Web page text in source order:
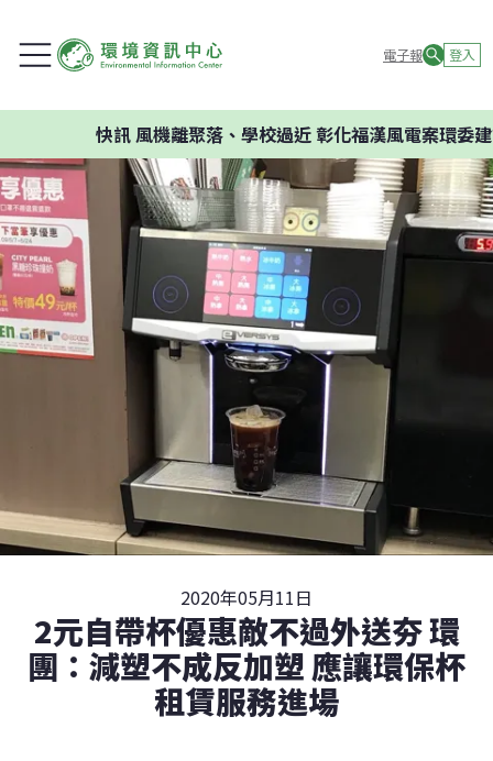
電子報 登入
風機離聚落、學校過近 彰化福漢風電案環委建議不
2020年05月11日
2元自帶杯優惠敵不過外送夯 環
團：減塑不成反加塑 應讓環保杯
租賃服務進場